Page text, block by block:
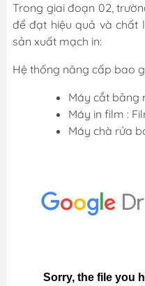
Trong giai đoạn 02,
để đạt hiệu quả và chất
sản xuất mạch in:
Hệ thống nâng cấp bao
Máy cắt bảng
Máy in film :
Máy chà rửa